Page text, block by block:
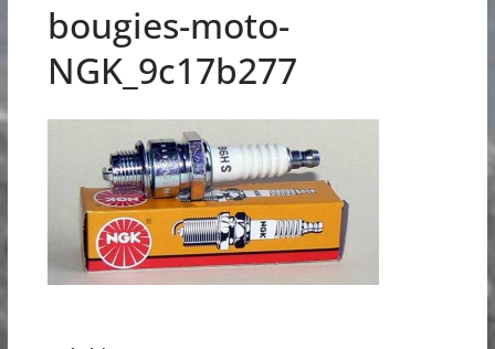
bougies-moto-
NGK_9c17b277